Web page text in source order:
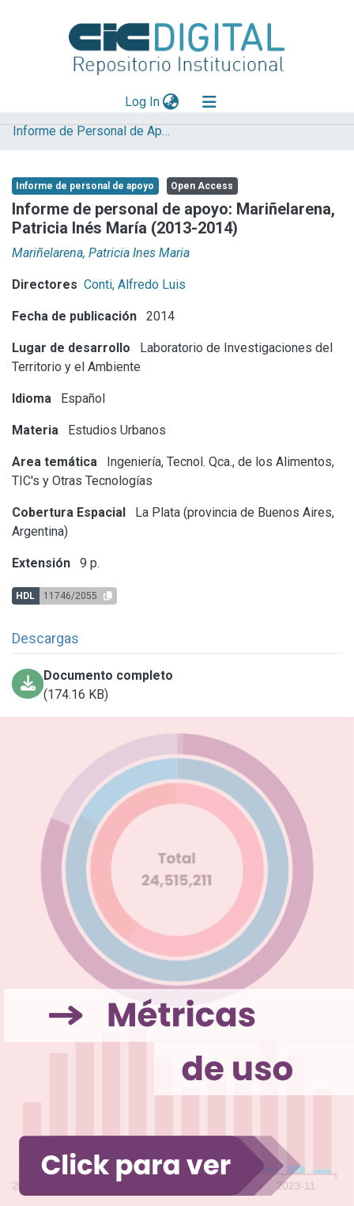
Log In(current)
Explorar
Aportar material
Statistics
Informe de Personal de Apoyo
Informe de personal de apoyo Open Access
Informe de personal de apoyo: Mariñelarena,
Patricia Inés María (2013-2014)
Mariñelarena, Patricia Ines Maria
Directores Conti, Alfredo Luis
Fecha de publicación 2014
Lugar de desarrollo
Laboratorio de Investigaciones del
Territorio y el Ambiente
Idioma Español
Materia Estudios Urbanos
Area temática
Ingeniería, Tecnol. Qca., de los Alimentos,
TIC's y Otras Tecnologías
Cobertura Espacial
La Plata (provincia de Buenos Aires,
Argentina)
Extensión 9 p.
HDL 11746/2055
Descargas
Documento completo
(174.16 KB)